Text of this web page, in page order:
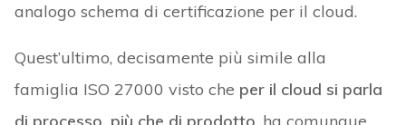
analogo schema di certificazione per il cloud.
Quest’ultimo, decisamente più simile alla
famiglia ISO 27000 visto che per il cloud si parla